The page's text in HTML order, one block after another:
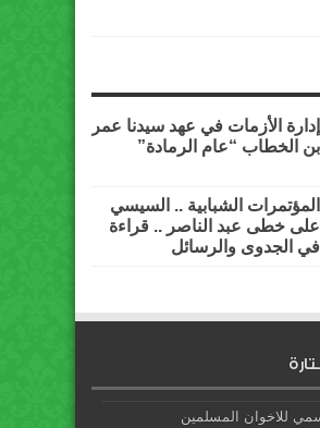
إدارة الأزمات في عهد سيدنا عمر
بن الخطاب “عام الرمادة”
المؤتمرات الشبابية .. السيسي
على خطى عبد الناصر .. قراءة
في الجدوى والرسائل
للاخوان المسلمين